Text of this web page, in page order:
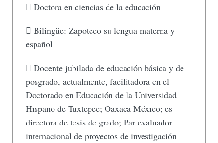
 Doctora en ciencias de la educación
 Bilingüe: Zapoteco su lengua materna y
español
 Docente jubilada de educación básica y de
posgrado, actualmente, facilitadora en el
Doctorado en Educación de la Universidad
Hispano de Tuxtepec; Oaxaca México; es
directora de tesis de grado; Par evaluador
internacional de proyectos de investigación